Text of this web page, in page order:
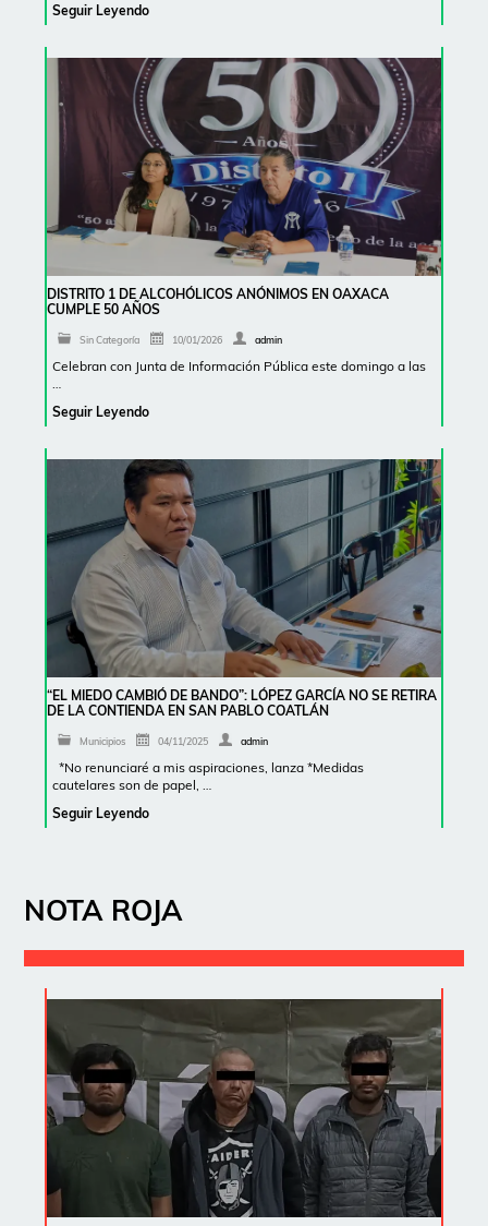
Seguir Leyendo
DISTRITO 1 DE ALCOHÓLICOS ANÓNIMOS EN OAXACA
CUMPLE 50 AÑOS
Sin Categoría 10/01/2026 admin
Celebran con Junta de Información Pública este domingo a las
…
Seguir Leyendo
“EL MIEDO CAMBIÓ DE BANDO”: LÓPEZ GARCÍA NO SE RETIRA
DE LA CONTIENDA EN SAN PABLO COATLÁN
Municipios 04/11/2025 admin
*No renunciaré a mis aspiraciones, lanza *Medidas
cautelares son de papel, …
Seguir Leyendo
NOTA ROJA